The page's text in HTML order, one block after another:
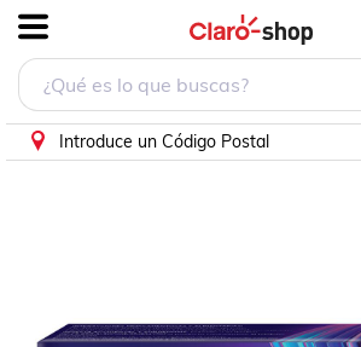
Introduce un Código Postal
Cronocaps 3 mg 30 cápsulas. Melatonina